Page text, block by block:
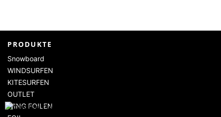
PRODUKTE
Snowboard
WINDSURFEN
KITESURFEN
OUTLET
WING FOILEN